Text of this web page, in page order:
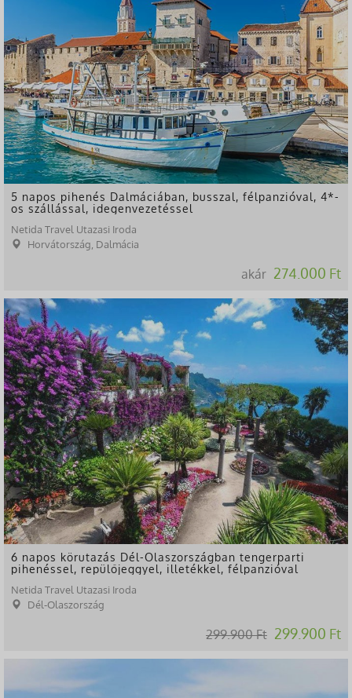
5 napos pihenés Dalmáciában, busszal, félpanzióval, 4*-
os szállással, idegenvezetéssel
Netida Travel Utazasi Iroda
Horvátország, Dalmácia
akár 274.000 Ft
6 napos körutazás Dél-Olaszországban tengerparti
pihenéssel, repülőjeggyel, illetékkel, félpanzióval
Netida Travel Utazasi Iroda
Dél-Olaszország
299.900 Ft 299.900 Ft